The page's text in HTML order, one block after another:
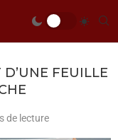
D’UNE FEUILLE
de lecture